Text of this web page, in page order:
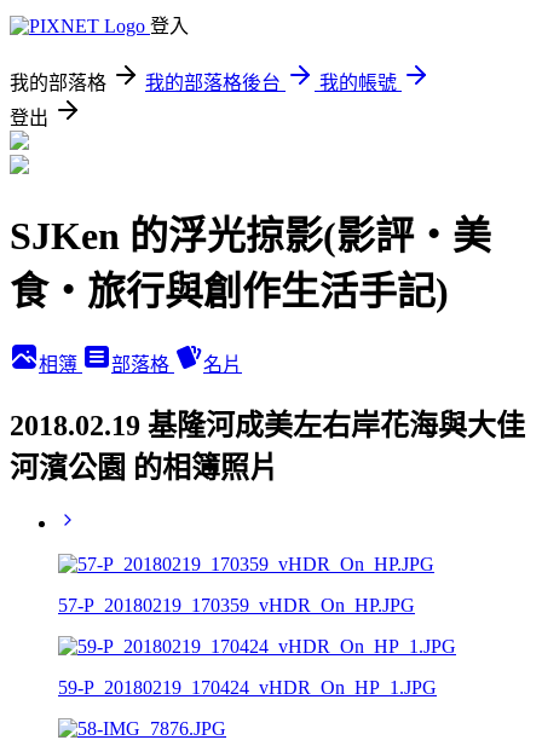
登入
我的部落格 我的部落格後台
我的帳號
登出
SJKen 的浮光掠影(影評‧美
食‧旅行與創作生活手記)
相簿 部落格 名片
2018.02.19 基隆河成美左右岸花海與大佳
河濱公園 的相簿照片
57-P_20180219_170359_vHDR_On_HP.JPG
59-P_20180219_170424_vHDR_On_HP_1.JPG